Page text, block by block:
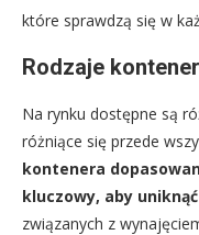
które sprawdzą się w
Rodzaje
Na rynku dostępne są
różniące się przede
kontenera
kluczowy, aby
związanych z